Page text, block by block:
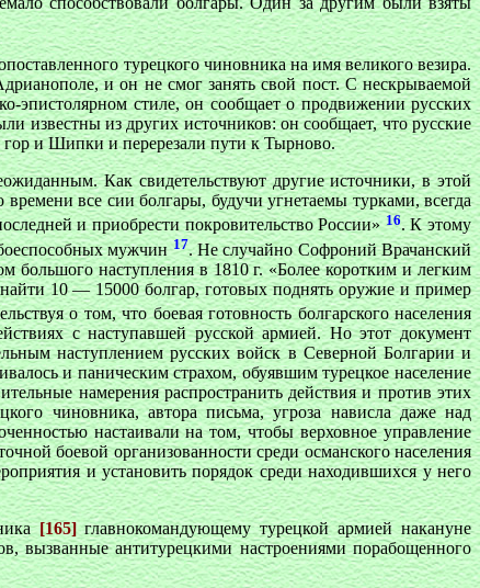
турецкого чиновника на имя великого везира.
и он не смог занять свой пост. С нескрываемой
эпистолярном стиле, он сообщает о продвижении русских
известны из других источников: он сообщает, что русские
гор и Шипки и перерезали пути к Тырново.
Как свидетельствуют другие источники, в этой
все сии болгары, будучи угнетаемы турками, всегда
и приобрести покровительство России»16. К этому
боеспособных мужчин17. Не случайно Софроний Врачанский
большого наступления в 1810 г. «Более коротким и легким
10 — 15000 болгар, готовых поднять оружие и пример
о том, что боевая готовность болгарского населения
с наступавшей русской армией. Но этот документ
наступлением русских войск в Северной Болгарии и
и паническим страхом, обуявшим турецкое население
намерения распространить действия и против этих
чиновника, автора письма, угроза нависла даже над
настаивали на том, чтобы верховное управление
боевой организованности среди османского населения
и установить порядок среди находившихся у него
[165]главнокомандующему турецкой армией накануне
вызванные антитурецкими настроениями порабощенного